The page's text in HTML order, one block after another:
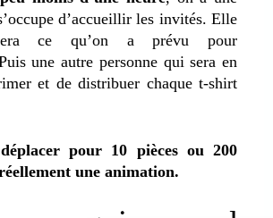
d’accueillir les invités. Elle
ce qu’on a prévu pour
une autre personne qui sera en
et de distribuer chaque t-shirt
pour 10 pièces ou 200
une animation.